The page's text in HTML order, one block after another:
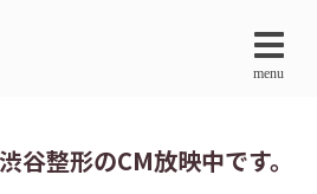
menu
谷整形のCM放映中です。